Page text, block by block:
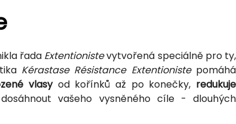
řada Extentionistevytvořená speciálně pro ty,
Kérastase Résistance Extentionistepomáhá
vlasyod kořínků až po konečky, redukuje
vašeho vysněného cíle - dlouhých